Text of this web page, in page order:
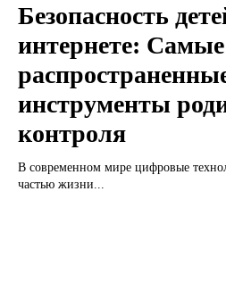
Безопасность
интернете: Самые
инструменты
контроля
В современном мире цифровые
частью жизни...